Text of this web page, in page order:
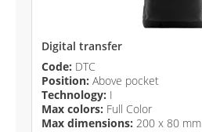
Digital transfer
Code: DTC
Position: Above pocket
Technology: I
Max colors: Full Color
Max dimensions: 200 x 80 mm